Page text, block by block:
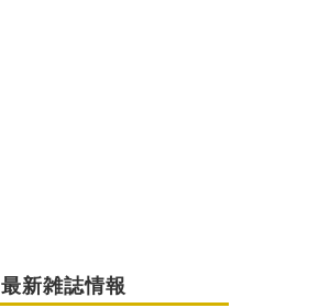
最新雑誌情報